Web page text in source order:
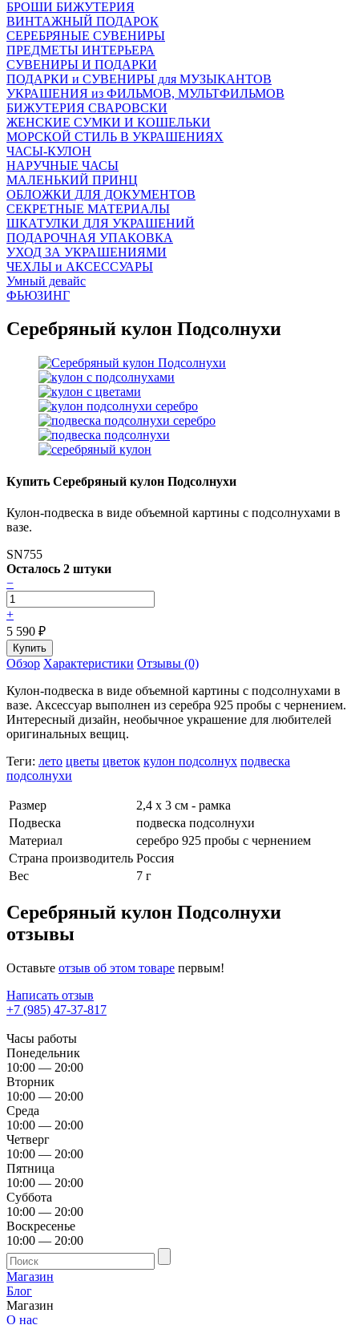
БРОШИ БИЖУТЕРИЯ
ВИНТАЖНЫЙ ПОДАРОК
СЕРЕБРЯНЫЕ СУВЕНИРЫ
ПРЕДМЕТЫ ИНТЕРЬЕРА
СУВЕНИРЫ И ПОДАРКИ
ПОДАРКИ и СУВЕНИРЫ для МУЗЫКАНТОВ
УКРАШЕНИЯ из ФИЛЬМОВ, МУЛЬТФИЛЬМОВ
БИЖУТЕРИЯ СВАРОВСКИ
ЖЕНСКИЕ СУМКИ И КОШЕЛЬКИ
МОРСКОЙ СТИЛЬ В УКРАШЕНИЯХ
ЧАСЫ-КУЛОН
НАРУЧНЫЕ ЧАСЫ
МАЛЕНЬКИЙ ПРИНЦ
ОБЛОЖКИ ДЛЯ ДОКУМЕНТОВ
СЕКРЕТНЫЕ МАТЕРИАЛЫ
ШКАТУЛКИ ДЛЯ УКРАШЕНИЙ
ПОДАРОЧНАЯ УПАКОВКА
УХОД ЗА УКРАШЕНИЯМИ
ЧEХЛЫ и АКСЕССУАРЫ
Умный девайс
ФЬЮЗИНГ
Серебряный кулон Подсолнухи
Купить Серебряный кулон Подсолнухи
Кулон-подвеска в виде объемной картины с подсолнухами в
вазе.
SN755
Осталось 2 штуки
−
+
5 590 ₽
Обзор Характеристики Отзывы (0)
Кулон-подвеска в виде объемной картины с подсолнухами в
вазе. Аксессуар выполнен из серебра 925 пробы с чернением.
Интересный дизайн, необычное украшение для любителей
оригинальных вещиц.
Теги: лето цветы цветок кулон подсолнух подвеска
подсолнухи
Размер
2,4 х 3 см - рамка
Подвеска
подвеска подсолнухи
Материал
серебро 925 пробы с чернением
Страна производитель Россия
Вес
7 г
Серебряный кулон Подсолнухи
отзывы
Оставьте отзыв об этом товаре первым!
Написать отзыв
+7 (985) 47-37-817
Часы работы
Понедельник
10:00 — 20:00
Вторник
10:00 — 20:00
Среда
10:00 — 20:00
Четверг
10:00 — 20:00
Пятница
10:00 — 20:00
Суббота
10:00 — 20:00
Воскресенье
10:00 — 20:00
Магазин
Блог
Магазин
О нас